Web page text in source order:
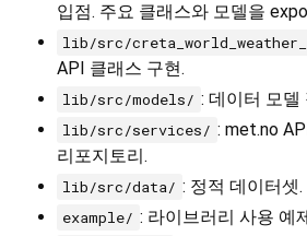
입점. 주요 클래스와 모델을
lib/src/
API 클래스 구현.
lib/src/models/ : 데이터 모델
lib/src/services/ : met.no
리포지토리.
lib/src/data/ : 정적 데이터셋.
example/ : 라이브러리 사용 예